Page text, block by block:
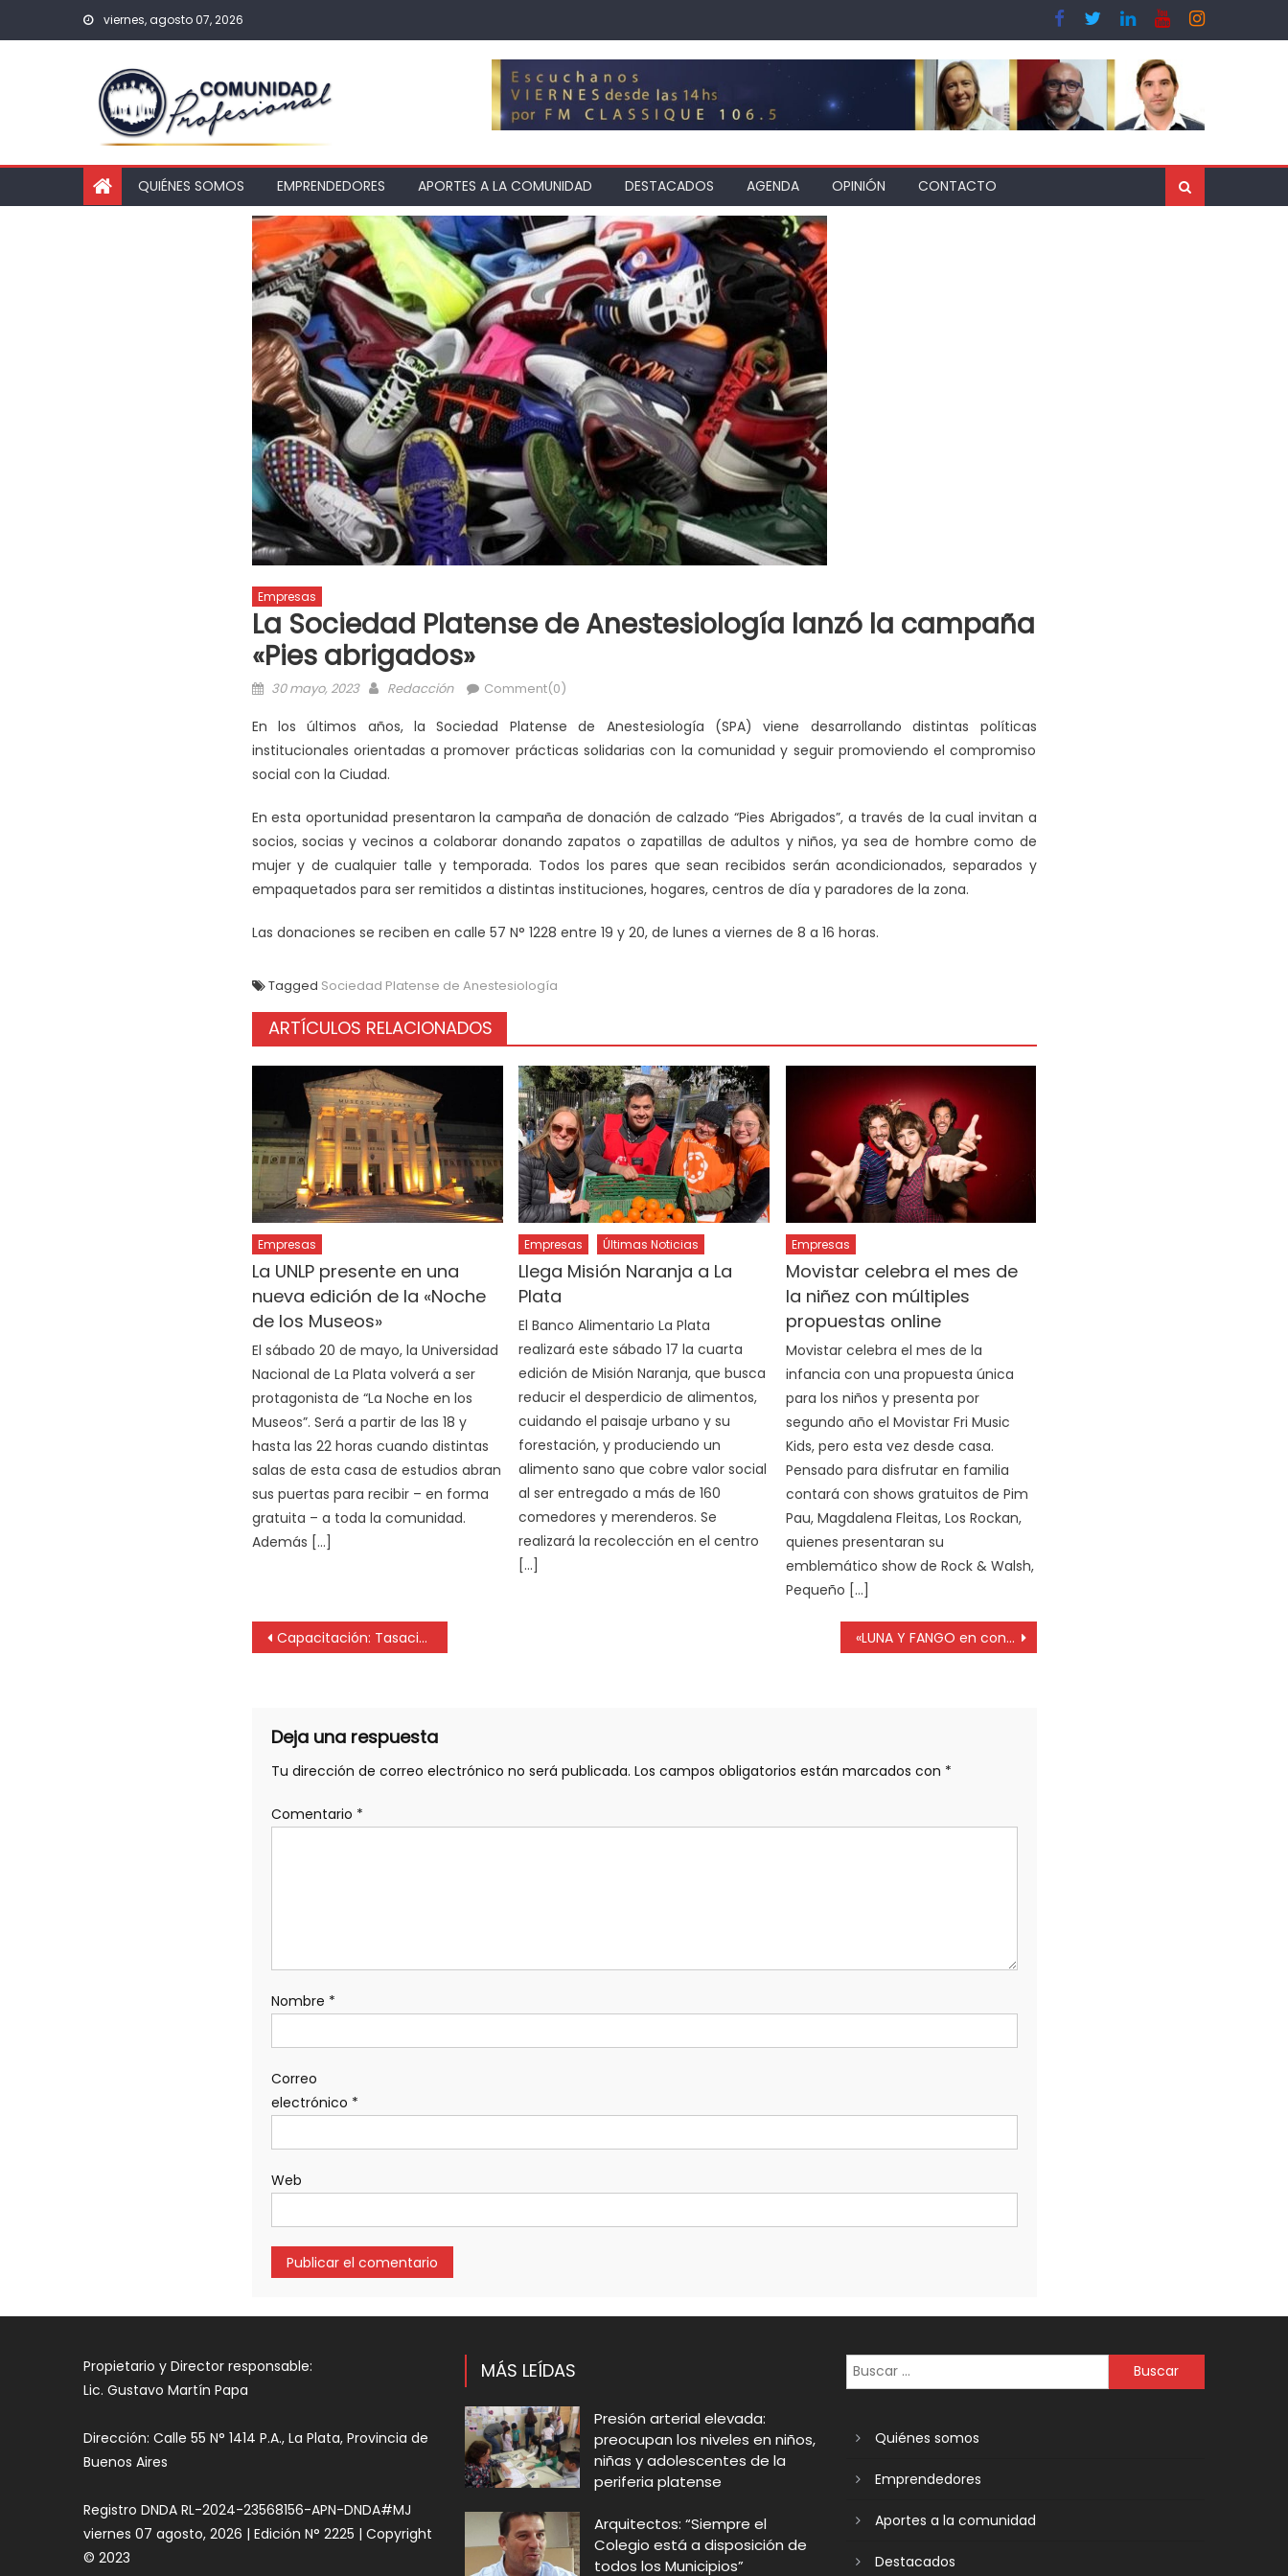
viernes, agosto 07, 2026
QUIÉNES SOMOS EMPRENDEDORES APORTES A LA COMUNIDAD DESTACADOS AGENDA OPINIÓN CONTACTO
Empresas
La Sociedad Platense de Anestesiología lanzó la campaña
«Pies abrigados»
30 mayo, 2023 Redacción Comment(0)
En los últimos años, la Sociedad Platense de Anestesiología (SPA) viene desarrollando distintas políticas
institucionales orientadas a promover prácticas solidarias con la comunidad y seguir promoviendo el compromiso
social con la Ciudad.
En esta oportunidad presentaron la campaña de donación de calzado “Pies Abrigados”, a través de la cual invitan a
socios, socias y vecinos a colaborar donando zapatos o zapatillas de adultos y niños, ya sea de hombre como de
mujer y de cualquier talle y temporada. Todos los pares que sean recibidos serán acondicionados, separados y
empaquetados para ser remitidos a distintas instituciones, hogares, centros de día y paradores de la zona.
Las donaciones se reciben en calle 57 N° 1228 entre 19 y 20, de lunes a viernes de 8 a 16 horas.
Tagged Sociedad Platense de Anestesiología
ARTÍCULOS RELACIONADOS
Empresas
La UNLP presente en una
nueva edición de la «Noche
de los Museos»
El sábado 20 de mayo, la Universidad
Nacional de La Plata volverá a ser
protagonista de “La Noche en los
Museos”. Será a partir de las 18 y
hasta las 22 horas cuando distintas
salas de esta casa de estudios abran
sus puertas para recibir – en forma
gratuita – a toda la comunidad.
Además […]
Empresas Últimas Noticias
Llega Misión Naranja a La
Plata
El Banco Alimentario La Plata
realizará este sábado 17 la cuarta
edición de Misión Naranja, que busca
reducir el desperdicio de alimentos,
cuidando el paisaje urbano y su
forestación, y produciendo un
alimento sano que cobre valor social
al ser entregado a más de 160
comedores y merenderos. Se
realizará la recolección en el centro
[…]
Empresas
Movistar celebra el mes de
la niñez con múltiples
propuestas online
Movistar celebra el mes de la
infancia con una propuesta única
para los niños y presenta por
segundo año el Movistar Fri Music
Kids, pero esta vez desde casa.
Pensado para disfrutar en familia
contará con shows gratuitos de Pim
Pau, Magdalena Fleitas, Los Rockan,
quienes presentaran su
emblemático show de Rock & Walsh,
Pequeño […]
Capacitación: Tasaciones inmobiliarias «LUNA Y FANGO en concierto», este viernes en el Colegio de Escribanos
Deja una respuesta
Tu dirección de correo electrónico no será publicada. Los campos obligatorios están marcados con *
Comentario *
Nombre *
Correo
electrónico *
Web
Propietario y Director responsable:
Lic. Gustavo Martín Papa
Dirección: Calle 55 N° 1414 P.A., La Plata, Provincia de
Buenos Aires
Registro DNDA RL-2024-23568156-APN-DNDA#MJ
viernes 07 agosto, 2026 | Edición N° 2225 | Copyright
© 2023
MÁS LEÍDAS
Presión arterial elevada:
preocupan los niveles en niños,
niñas y adolescentes de la
periferia platense
Arquitectos: “Siempre el
Colegio está a disposición de
todos los Municipios”
Quiénes somos
Emprendedores
Aportes a la comunidad
Destacados